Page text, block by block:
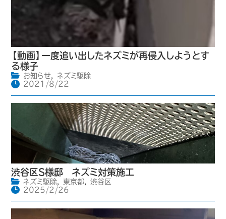
【動画】一度追い出したネズミが再侵入しようとす
る様子
お知らせ,
ネズミ駆除
2021/8/22
渋谷区S様邸 ネズミ対策施工
ネズミ駆除, 東京都,
渋谷区
2025/2/26